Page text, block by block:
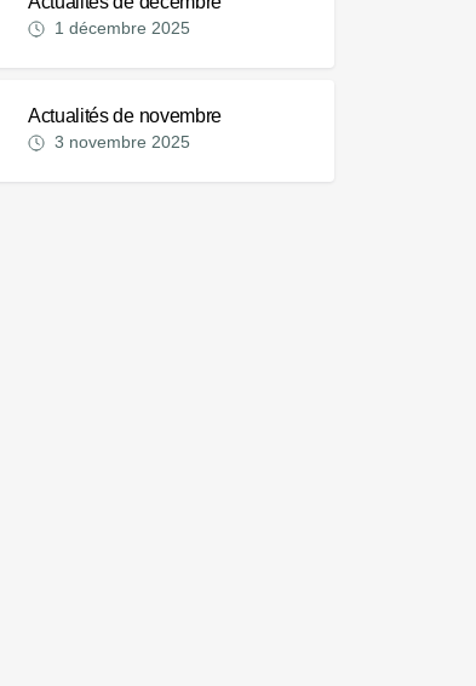
1 décembre 2025
Actualités de novembre
3 novembre 2025